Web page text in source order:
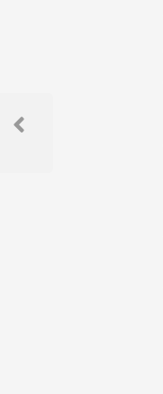
Navegación